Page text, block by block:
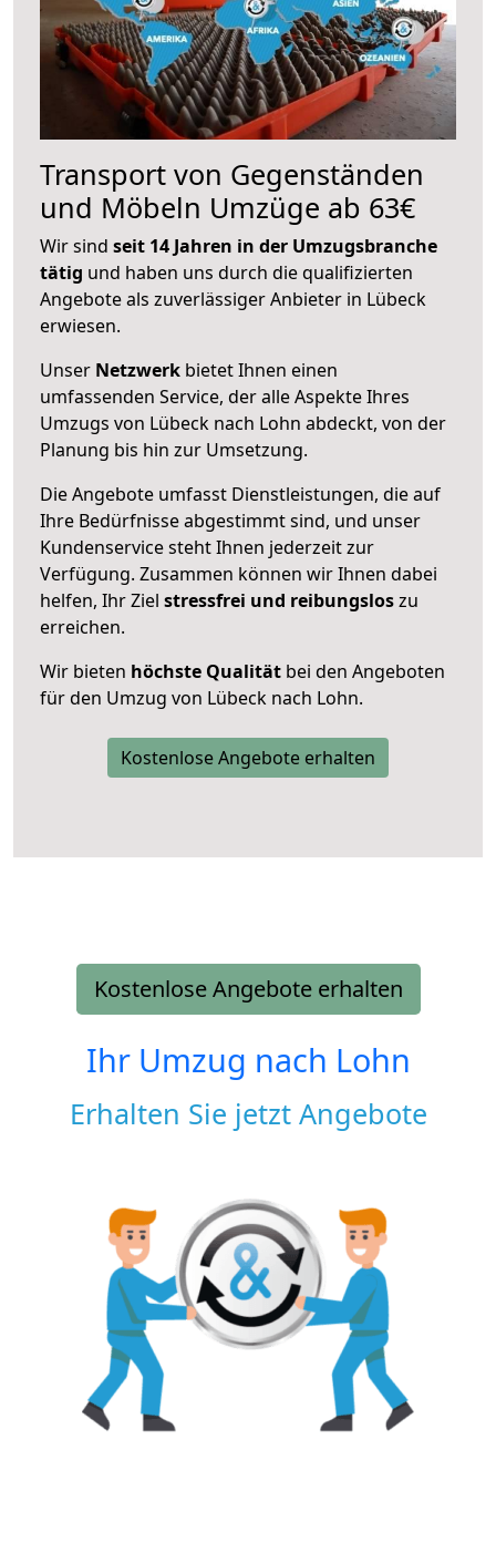
Transport von Gegenständen
und Möbeln Umzüge ab 63€
Wir sind seit 14 Jahren in der Umzugsbranche
tätig und haben uns durch die qualifizierten
Angebote als zuverlässiger Anbieter in Lübeck
erwiesen.
Unser Netzwerk bietet Ihnen einen
umfassenden Service, der alle Aspekte Ihres
Umzugs von Lübeck nach Lohn abdeckt, von der
Planung bis hin zur Umsetzung.
Die Angebote umfasst Dienstleistungen, die auf
Ihre Bedürfnisse abgestimmt sind, und unser
Kundenservice steht Ihnen jederzeit zur
Verfügung. Zusammen können wir Ihnen dabei
helfen, Ihr Ziel stressfrei und reibungsloszu
erreichen.
Wir bieten höchste Qualität bei den Angeboten
für den Umzug von Lübeck nach Lohn.
Kostenlose Angebote erhalten
Kostenlose Angebote erhalten
Ihr Umzug nach Lohn
Erhalten Sie jetzt Angebote